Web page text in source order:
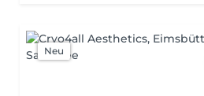
Neu